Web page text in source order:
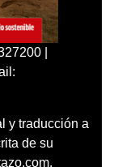
|
y traducción a
de su